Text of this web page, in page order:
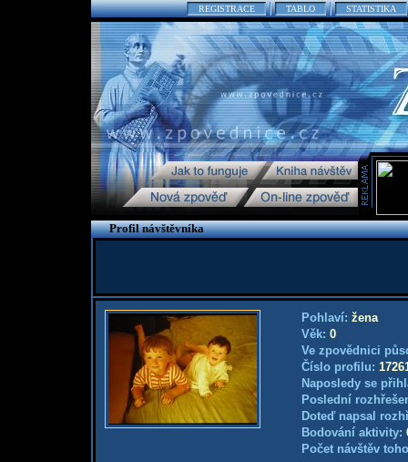
REGISTRACE TABLO STATISTIKA
Profil návštěvníka
Pohlaví: žena
Věk: 0
Ve zpovědnici
Číslo profilu:
Naposledy se
Poslední
Doteď napsal
Bodování aktivity:
Počet návštěv